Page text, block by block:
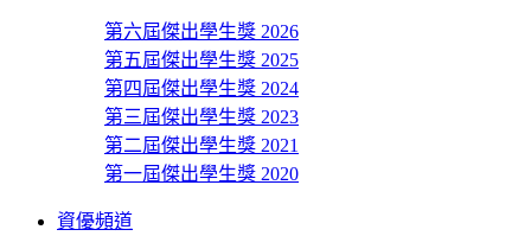
第六屆傑出學生獎 2026
第五屆傑出學生獎 2025
第四屆傑出學生獎 2024
第三屆傑出學生獎 2023
第二屆傑出學生獎 2021
第一屆傑出學生獎 2020
資優頻道